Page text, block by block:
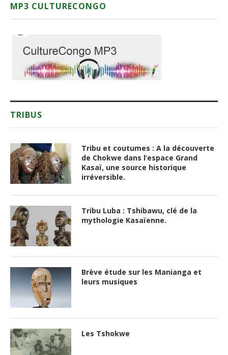
MP3 CULTURECONGO
TRIBUS
Tribu et coutumes : A la découverte
de Chokwe dans l’espace Grand
Kasaï, une source historique
irréversible.
Tribu Luba : Tshibawu, clé de la
mythologie Kasaïenne.
Brève étude sur les Manianga et
leurs musiques
Les Tshokwe